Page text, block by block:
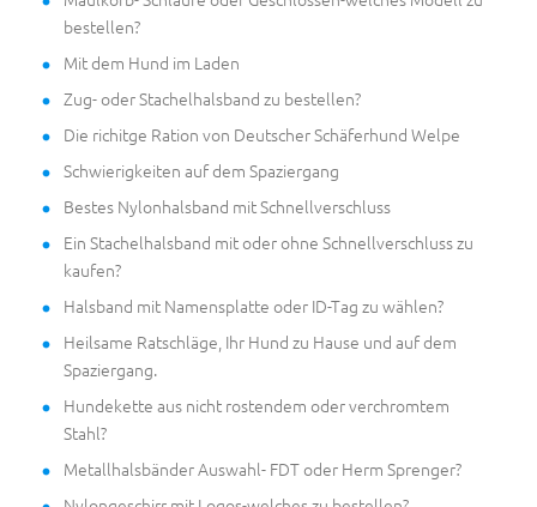
bestellen?
Mit dem Hund im Laden
Zug- oder Stachelhalsband zu bestellen?
Die richitge Ration von Deutscher Schäferhund Welpe
Schwierigkeiten auf dem Spaziergang
Bestes Nylonhalsband mit Schnellverschluss
Ein Stachelhalsband mit oder ohne Schnellverschluss zu
kaufen?
Halsband mit Namensplatte oder ID-Tag zu wählen?
Heilsame Ratschläge, Ihr Hund zu Hause und auf dem
Spaziergang.
Hundekette aus nicht rostendem oder verchromtem
Stahl?
Metallhalsbänder Auswahl- FDT oder Herm Sprenger?